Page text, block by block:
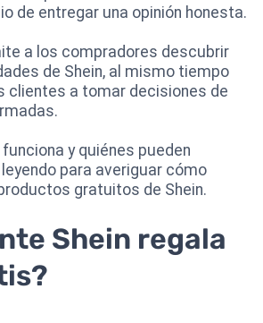
de entregar una opinión honesta.
a los compradores descubrir
de Shein, al mismo tiempo
clientes a tomar decisiones de
y quiénes pueden
para averiguar cómo
gratuitos de Shein.
Shein regala